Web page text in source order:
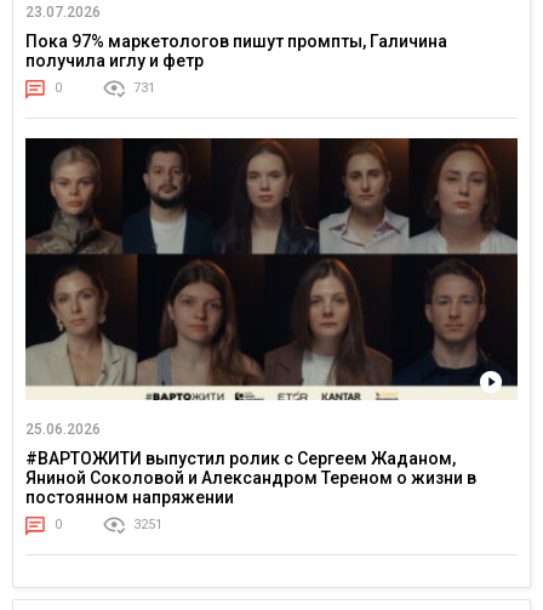
23.07.2026
Пока 97% маркетологов пишут промпты, Галичина
получила иглу и фетр
0 731
25.06.2026
#ВАРТОЖИТИ выпустил ролик с Сергеем Жаданом,
Яниной Соколовой и Александром Тереном о жизни в
постоянном напряжении
0 3251